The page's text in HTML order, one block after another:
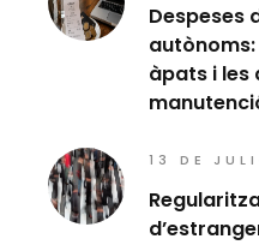
Despeses
àpats i les
13 DE